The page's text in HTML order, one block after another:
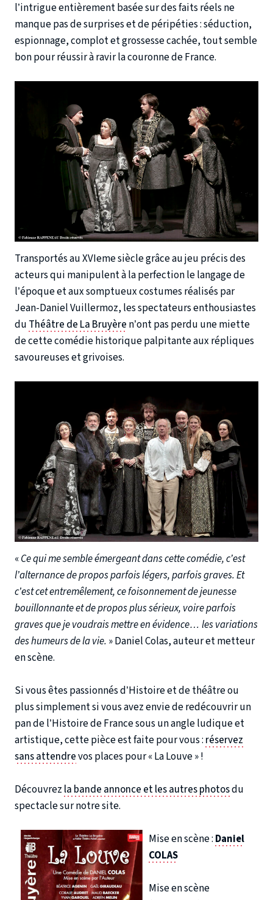
l’intrigue entièrement basée sur des faits réels ne
manque pas de surprises et de péripéties : séduction,
espionnage, complot et grossesse cachée, tout semble
bon pour réussir à ravir la couronne de France.
Transportés au XVIeme siècle grâce au jeu précis des
acteurs qui manipulent à la perfection le langage de
l’époque et aux somptueux costumes réalisés par
Jean-Daniel Vuillermoz, les spectateurs enthousiastes
du Théâtre de La Bruyère n’ont pas perdu une miette
de cette comédie historique palpitante aux répliques
savoureuses et grivoises.
«Ce qui me semble émergeant dans cette comédie, c’est
l’alternance de propos parfois légers, parfois graves. Et
c’est cet entremêlement, ce foisonnement de jeunesse
bouillonnante et de propos plus sérieux, voire parfois
graves que je voudrais mettre en évidence… les variations
des humeurs de la vie. » Daniel Colas, auteur et metteur
en scène.
Si vous êtes passionnés d’Histoire et de théâtre ou
plus simplement si vous avez envie de redécouvrir un
pan de l’Histoire de France sous un angle ludique et
artistique, cette pièce est faite pour vous : réservez
sans attendrevos places pour « La Louve » !
Découvrez la bande annonce et les autres photosdu
spectacle sur notre site.
Mise en scène : Daniel
COLAS
Mise en scène